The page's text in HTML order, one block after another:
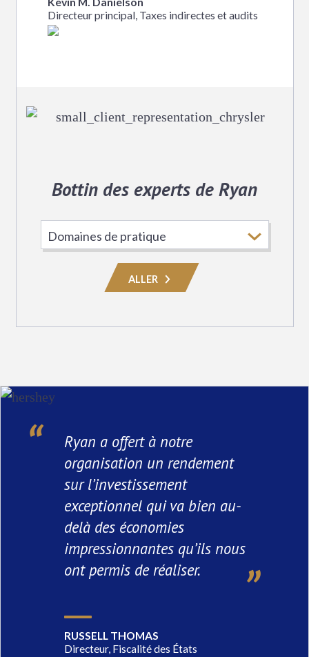
Directeur principal, Taxes indirectes et audits
Bottin des experts de Ryan
Choisissez
le
domaine
de
ALLER
Ryan a offert à notre
organisation un rendement
sur l’investissement
exceptionnel qui va bien au-
delà des économies
impressionnantes qu’ils nous
ont permis de réaliser.
RUSSELL THOMAS
Directeur, Fiscalité des États